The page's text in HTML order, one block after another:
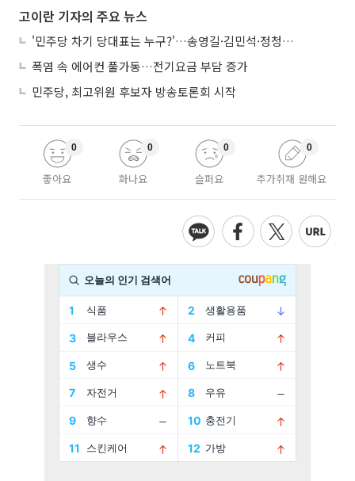
고이란 기자의 주요 뉴스
'민주당 차기 당대표는 누구?'…송영길·김민석·정청래 토론회
폭염 속 에어컨 풀가동…전기요금 부담 증가
민주당, 최고위원 후보자 방송토론회 시작
좋아요
0
화나요
0
슬퍼요
0
추가취재 원해요
0